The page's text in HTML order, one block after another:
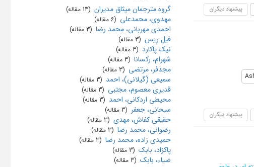
پیشنهاد دیگران
پیشنهاد دیگران
گروه مترجمان میثاق مدیران ‏ (14 مقاله)
مهدوی، محمدعلی ‏ (6 مقاله)
احمدی مهربانی، محمد رضا ‏ (3 مقاله)
فیل ریس ‏ (3 مقاله)
نیک پاکارد ‏ (3 مقاله)
شهرام، رکسانا ‏ (3 مقاله)
مجدفر، مرتضی ‏ (3 مقاله)
سمیعی (گیلانی)، احمد ‏ (3 مقاله)
قدیری معصوم، مجتبی ‏ (3 مقاله)
محیطی اردکانی، احمد ‏ (3 مقاله)
سبحانی، جعفر ‏ (3 مقاله)
حقیقی کفاش، مهدی ‏ (3 مقاله)
رضوانی، محمد رضا ‏ (3 مقاله)
حمیدی زاده، محمد رضا ‏ (3 مقاله)
پاکزاد، بابک ‏ (3 مقاله)
ضیاء، بابک ‏ (3 مقاله)